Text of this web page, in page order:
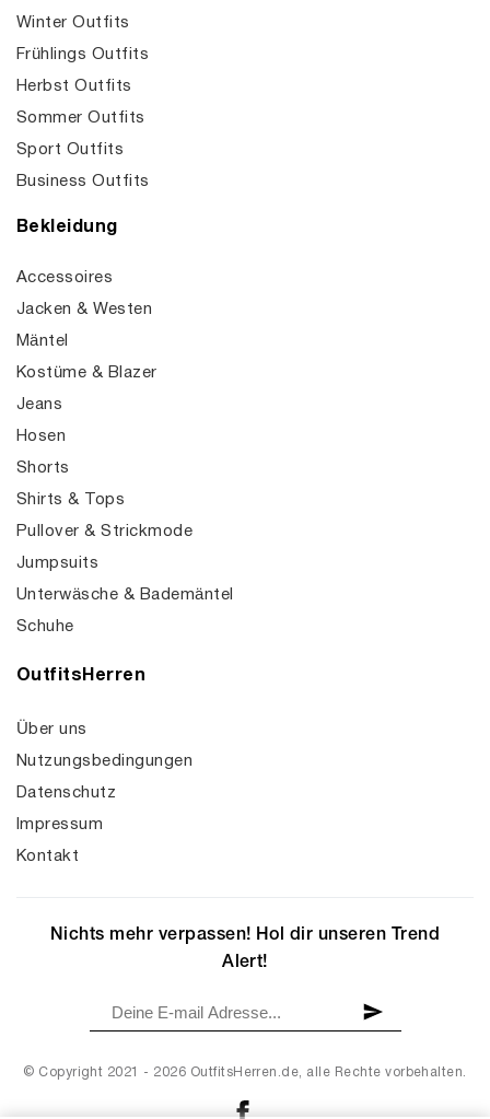
Winter Outfits
Frühlings Outfits
Herbst Outfits
Sommer Outfits
Sport Outfits
Business Outfits
Bekleidung
Accessoires
Jacken & Westen
Mäntel
Kostüme & Blazer
Jeans
Hosen
Shorts
Shirts & Tops
Pullover & Strickmode
Jumpsuits
Unterwäsche & Bademäntel
Schuhe
OutfitsHerren
Über uns
Nutzungsbedingungen
Datenschutz
Impressum
Kontakt
© Copyright 2021 - 2026 OutfitsHerren.de, alle Rechte vorbehalten.
Nichts mehr verpassen! Hol dir unseren Trend
Alert!